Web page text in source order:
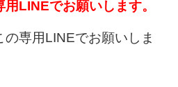
LINEでお願いします。
専用LINEでお願いしま